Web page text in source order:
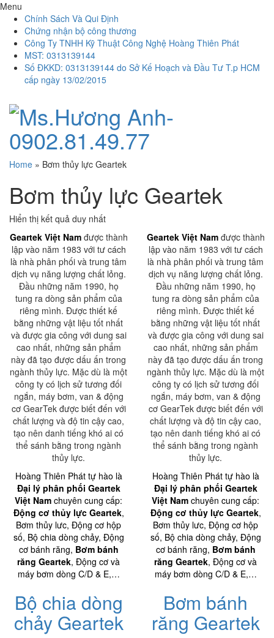
Menu
Chính Sách Và Qui Định
Chứng nhận bộ công thương
Công Ty TNHH Kỹ Thuật Công Nghệ Hoàng Thiên Phát
MST: 0313139144
Số ĐKKD: 0313139144 do Sở Kế Hoạch và Đầu Tư T.p HCM
cấp ngày 13/02/2015
Home » Bơm thủy lực Geartek
Bơm thủy lực Geartek
Hiển thị kết quả duy nhất
Geartek Việt Namđược thành
lập vào năm 1983 với tư cách
là nhà phân phối và trung tâm
dịch vụ năng lượng chất lỏng.
Đầu những năm 1990, họ
tung ra dòng sản phẩm của
riêng mình. Được thiết kế
bằng những vật liệu tốt nhất
và được gia công với dung sai
cao nhất, những sản phẩm
này đã tạo được dấu ấn trong
ngành thủy lực. Mặc dù là một
công ty có lịch sử tương đối
ngắn, máy bơm, van & động
cơ GearTek được biết đến với
chất lượng và độ tin cậy cao,
tạo nên danh tiếng khó ai có
thể sánh bằng trong ngành
thủy lực.
Hoàng Thiên Phát tự hào là
Đại lý phân phối Geartek
Việt Nam chuyên cung cấp:
Động cơ thủy lực Geartek,
Bơm thủy lưc, Động cơ hộp
số, Bộ chia dòng chảy, Động
cơ bánh răng, Bơm bánh
răng Geartek, Động cơ và
máy bơm dòng C/D & E,…
Bộ chia dòng
chảy Geartek
Geartek Việt Namđược thành
lập vào năm 1983 với tư cách
là nhà phân phối và trung tâm
dịch vụ năng lượng chất lỏng.
Đầu những năm 1990, họ
tung ra dòng sản phẩm của
riêng mình. Được thiết kế
bằng những vật liệu tốt nhất
và được gia công với dung sai
cao nhất, những sản phẩm
này đã tạo được dấu ấn trong
ngành thủy lực. Mặc dù là một
công ty có lịch sử tương đối
ngắn, máy bơm, van & động
cơ GearTek được biết đến với
chất lượng và độ tin cậy cao,
tạo nên danh tiếng khó ai có
thể sánh bằng trong ngành
thủy lực.
Hoàng Thiên Phát tự hào là
Đại lý phân phối Geartek
Việt Nam chuyên cung cấp:
Động cơ thủy lực Geartek,
Bơm thủy lưc, Động cơ hộp
số, Bộ chia dòng chảy, Động
cơ bánh răng, Bơm bánh
răng Geartek, Động cơ và
máy bơm dòng C/D & E,…
Bơm bánh
răng Geartek